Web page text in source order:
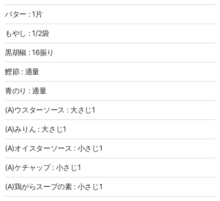
バター : 1片
もやし : 1/2袋
黒胡椒 : 16振り
鰹節 : 適量
青のり : 適量
(A)ウスターソース : 大さじ1
(A)みりん : 大さじ1
(A)オイスターソース : 小さじ1
(A)ケチャップ : 小さじ1
(A)鶏がらスープの素 : 小さじ1